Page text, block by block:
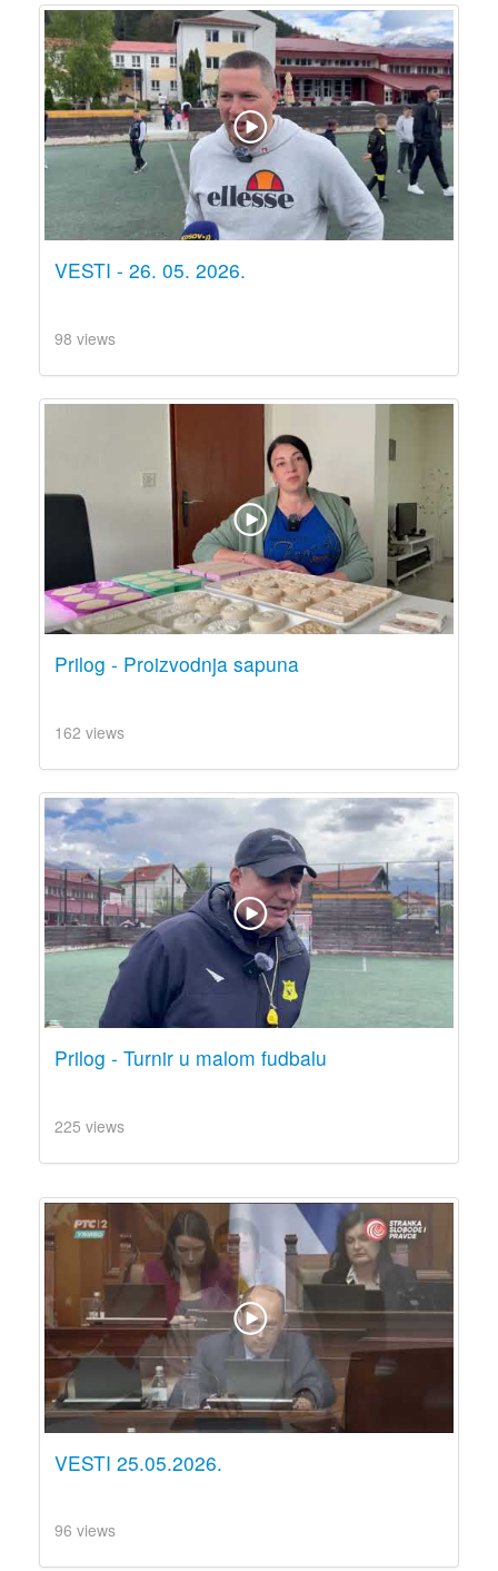
VESTI - 26. 05. 2026.
98 views
Prilog - Proizvodnja sapuna
162 views
Prilog - Turnir u malom fudbalu
225 views
VESTI 25.05.2026.
96 views